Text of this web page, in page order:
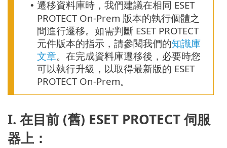
• 遷移資料庫時，我們建議在相同 ESET
PROTECT On-Prem 版本的執行個體之
間進行遷移。如需判斷 ESET PROTECT
元件版本的指示，請參閱我們的知識庫
文章。在完成資料庫遷移後，必要時您
可以執行升級，以取得最新版的 ESET
PROTECT On-Prem。
I. 在目前 (舊) ESET PROTECT 伺服
器上：